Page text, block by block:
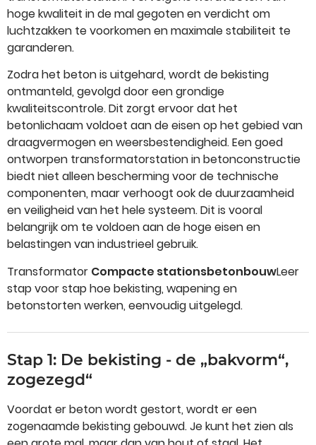
hoge kwaliteit in de mal gegoten en verdicht om
luchtzakken te voorkomen en maximale stabiliteit te
garanderen.
Zodra het beton is uitgehard, wordt de bekisting
ontmanteld, gevolgd door een grondige
kwaliteitscontrole. Dit zorgt ervoor dat het
betonlichaam voldoet aan de eisen op het gebied van
draagvermogen en weersbestendigheid. Een goed
ontworpen transformatorstation in betonconstructie
biedt niet alleen bescherming voor de technische
componenten, maar verhoogt ook de duurzaamheid
en veiligheid van het hele systeem. Dit is vooral
belangrijk om te voldoen aan de hoge eisen en
belastingen van industrieel gebruik.
Transformator Compacte stationsbetonbouwLeer
stap voor stap hoe bekisting, wapening en
betonstorten werken, eenvoudig uitgelegd.
Stap 1: De bekisting - de „bakvorm“,
zogezegd“
Voordat er beton wordt gestort, wordt er een
zogenaamde bekisting gebouwd. Je kunt het zien als